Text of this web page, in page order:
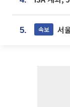
5. 속보 서